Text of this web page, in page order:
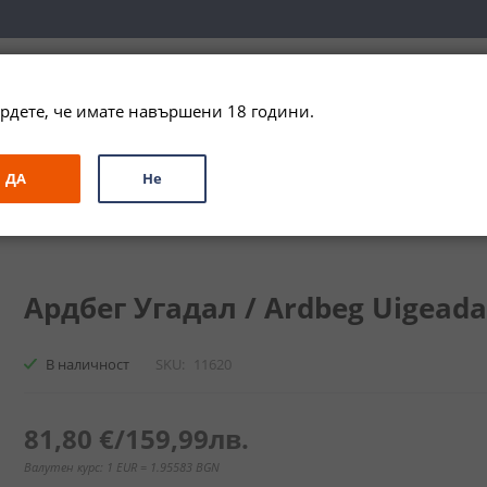
ЗА ПОДАРЪК ПРОМО СПЕЦИАЛНИ ПРЕДЛОЖЕНИЯ
Ардбег Угадал / Ardbeg
В наличност SKU 11620
81,80 €/159,99лв.
Валутен курс: 1 EUR = 1.95583 BGN
че имате навършени 18 години.
ДА Не